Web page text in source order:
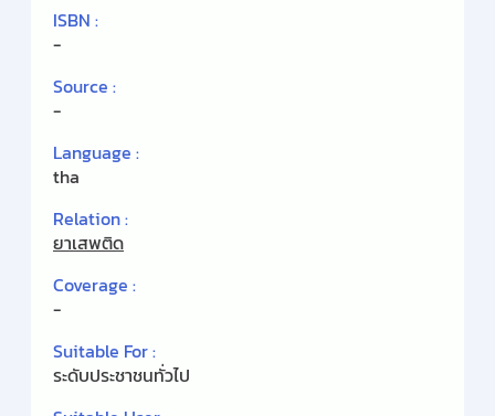
ISBN :
-
Source :
-
Language :
tha
Relation :
ยาเสพติด
Coverage :
-
Suitable For :
ระดับประชาชนทั่วไป